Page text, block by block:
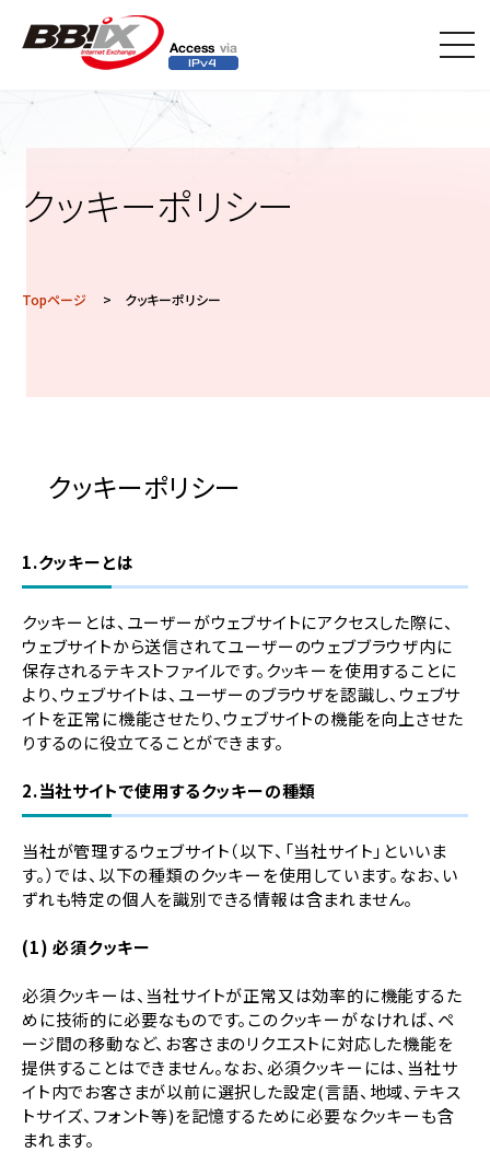
メニ
クッキーポリシー
Topページ > クッキーポリシー
クッキーポリシー
1.クッキーとは
クッキーとは、ユーザーがウェブサイトにアクセスした際に、
ウェブサイトから送信されてユーザーのウェブブラウザ内に
保存されるテキストファイルです。クッキーを使用することに
より、ウェブサイトは、ユーザーのブラウザを認識し、ウェブサ
イトを正常に機能させたり、ウェブサイトの機能を向上させた
りするのに役立てることができます。
2.当社サイトで使用するクッキーの種類
当社が管理するウェブサイト（以下、「当社サイト」といいま
す。）では、以下の種類のクッキーを使用しています。なお、い
ずれも特定の個人を識別できる情報は含まれません。
(1) 必須クッキー
必須クッキーは、当社サイトが正常又は効率的に機能するた
めに技術的に必要なものです。このクッキーがなければ、ペ
ージ間の移動など、お客さまのリクエストに対応した機能を
提供することはできません。なお、必須クッキーには、当社サ
イト内でお客さまが以前に選択した設定(言語、地域、テキス
トサイズ、フォント等)を記憶するために必要なクッキーも含
まれます。